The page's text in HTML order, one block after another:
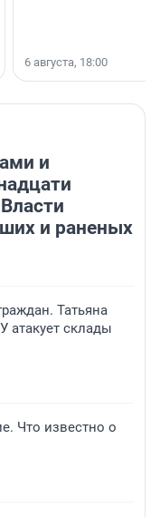
6 августа, 18:00
и
и раненых
Татьяна
атакует склады
Что известно о